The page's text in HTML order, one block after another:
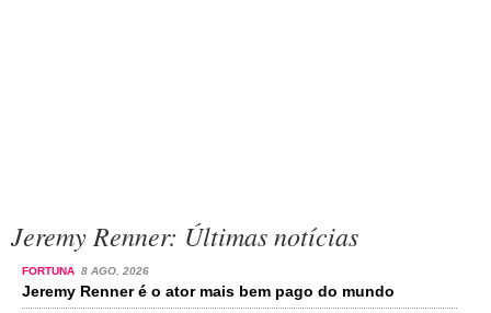
Jeremy Renner: Últimas notícias
FORTUNA 8 AGO. 2026
Jeremy Renner é o ator mais bem pago do mundo